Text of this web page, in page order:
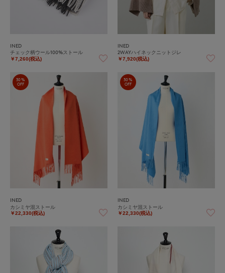
INED
チェック柄ウール100%ストール
￥7,260(税込)
INED
2WAYハイネックニットジレ
￥7,920(税込)
30%
OFF
INED
カシミヤ混ストール
￥22,330(税込)
30%
OFF
INED
カシミヤ混ストール
￥22,330(税込)